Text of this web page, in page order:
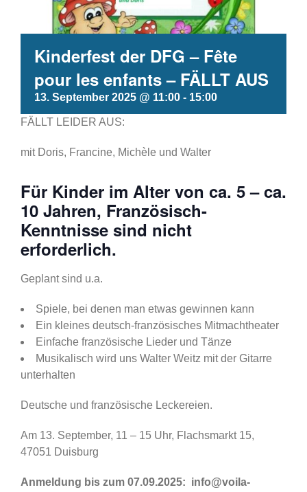
Kinderfest der DFG – Fête
pour les enfants – FÄLLT AUS
13. September 2025 @ 11:00 - 15:00
FÄLLT LEIDER AUS:
mit Doris, Francine, Michèle und Walter
Für Kinder im Alter von ca. 5 – ca.
10 Jahren, Französisch-
Kenntnisse sind nicht
erforderlich.
Geplant sind u.a.
Spiele, bei denen man etwas gewinnen kann
Ein kleines deutsch-französisches Mitmachtheater
Einfache französische Lieder und Tänze
Musikalisch wird uns Walter Weitz mit der Gitarre
unterhalten
Deutsche und französische Leckereien.
Am 13. September, 11 – 15 Uhr, Flachsmarkt 15,
47051 Duisburg
Anmeldung bis zum 07.09.2025: info@voila-